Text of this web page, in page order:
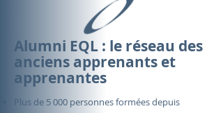
Alumni EQL : le réseau des
anciens apprenants et
apprenantes
Plus de 5 000 personnes formées depuis